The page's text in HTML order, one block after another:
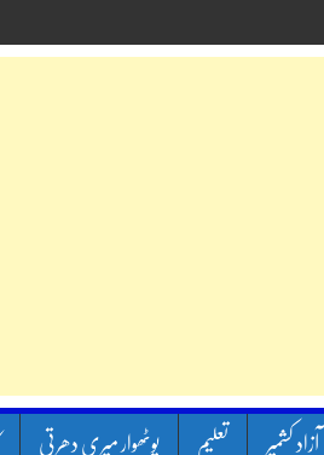
آزاد کشمیر تعلیم پوٹھوار میری دھرتی